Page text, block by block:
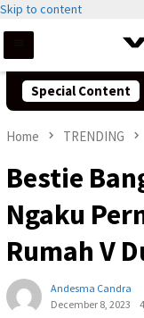
Skip to content
Special Content
Home TRENDING
Bestie
Ngaku
Rumah V
Andesma Candra
December 8, 2023